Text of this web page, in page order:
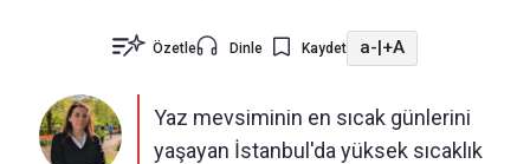
Özetle Dinle Kaydet a-|+A
Yaz mevsiminin en sıcak günlerini
yaşayan İstanbul'da yüksek sıcaklık